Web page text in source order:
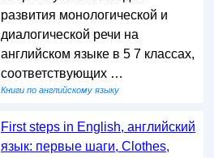
развития монологической и
диалогической речи на
английском языке в 5 7 классах,
соответствующих …
Книги по английскому языку
First steps in English, английский
язык: первые шаги, Clothes,